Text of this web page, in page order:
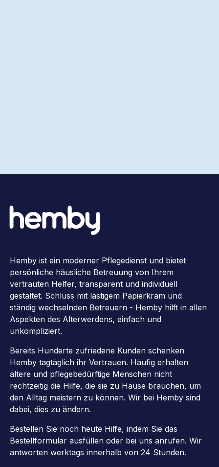
Hemby ist ein moderner Pflegedienst und bietet
persönliche häusliche Betreuung von Ihrem
vertrauten Helfer, transparent und individuell
gestaltet. Schluss mit lästigem Papierkram und
ständig wechselnden Betreuern - Hemby hilft in allen
Aspekten des Älterwerdens, einfach und
unkompliziert.
Bereits Hunderte zufriedene Kunden schenken
Hemby tagtäglich ihr Vertrauen. Häufig erhalten
ältere und pflegebedürftige Menschen nicht
rechtzeitig die Hilfe, die sie zu Hause brauchen, um
den Alltag meistern zu können. Wir bei Hemby sind
dabei, dies zu ändern.
Bestellen Sie noch heute Hilfe, indem Sie das
Bestellformular ausfüllen oder bei uns anrufen. Wir
antworten werktags innerhalb von 24 Stunden.